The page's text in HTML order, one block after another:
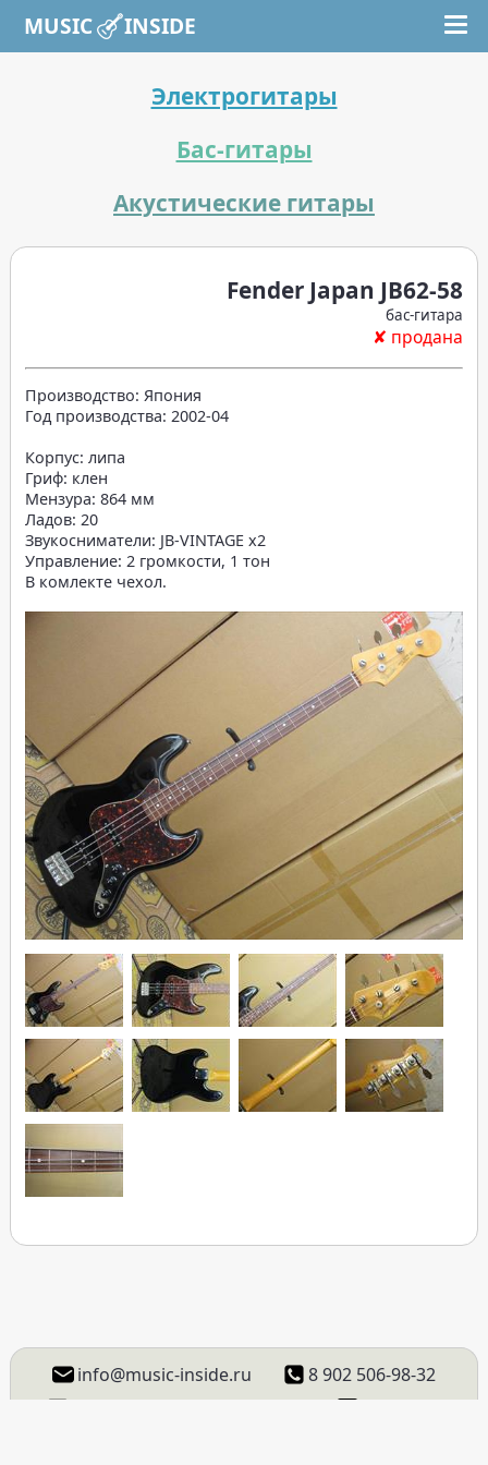
Электрогитары
Бас-гитары
Акустические гитары
Fender Japan JB62-58
бас-гитара
✘ продана
Производство: Япония
Год производства: 2002-04
Корпус: липа
Гриф: клен
Мензура: 864 мм
Ладов: 20
Звукосниматели: JB-VINTAGE x2
Управление: 2 громкости, 1 тон
В комлекте чехол.
MUSIC INSIDE
info@music-inside.ru
8 902 506-98-32